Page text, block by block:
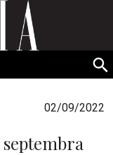
Srbija
02/09/2022